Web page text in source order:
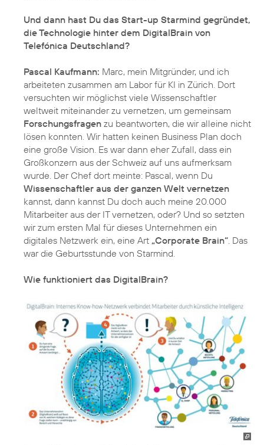
Und dann hast Du das Start-up Starmind gegründet,
die Technologie hinter dem DigitalBrain von
Telefónica Deutschland?
Pascal Kaufmann: Marc, mein Mitgründer, und ich
arbeiteten zusammen am Labor für KI in Zürich. Dort
versuchten wir möglichst viele Wissenschaftler
weltweit miteinander zu vernetzen, um gemeinsam
Forschungsfragen zu beantworten, die wir alleine nicht
lösen konnten. Wir hatten keinen Business Plan doch
eine große Vision. Es war dann eher Zufall, dass ein
Großkonzern aus der Schweiz auf uns aufmerksam
wurde. Der Chef dort meinte: Pascal, wenn Du
Wissenschaftler aus der ganzen Welt vernetzen
kannst, dann kannst Du doch auch meine 20.000
Mitarbeiter aus der IT vernetzen, oder? Und so setzten
wir zum ersten Mal für dieses Unternehmen ein
digitales Netzwerk ein, eine Art „Corporate Brain“ . Das
war die Geburtsstunde von Starmind.
Wie funktioniert das DigitalBrain?